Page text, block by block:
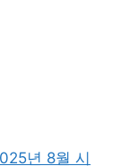
년 8월 시